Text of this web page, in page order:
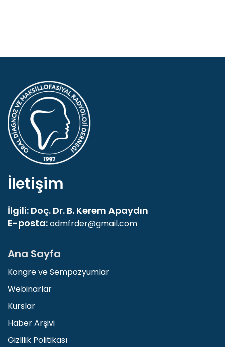
İletişim
İlgili: Doç. Dr. B. Kerem Apaydın
E-posta:odmfrder@gmail.com
Ana Sayfa
Kongre ve Sempozyumlar
Webinarlar
Kurslar
Haber Arşivi
Gizlilik Politikası